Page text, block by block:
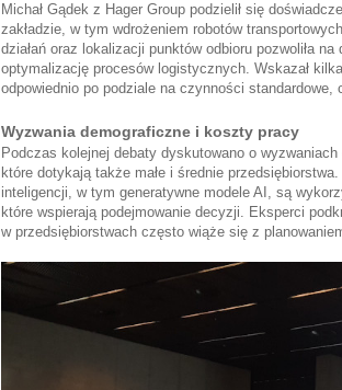
Michał Gądek z Hager Group podzielił się
zakładzie, w tym wdrożeniem robotów
działań oraz lokalizacji punktów odbioru pozwoliła
optymalizację procesów logistycznych. Wskazał
odpowiednio po podziale na czynności standardowe,
Wyzwania demograficzne i koszty pracy
Podczas kolejnej debaty dyskutowano o
które dotykają także małe i średnie
inteligencji, w tym generatywne modele AI, są
które wspierają podejmowanie decyzji. Eksperci
w przedsiębiorstwach często wiąże się z